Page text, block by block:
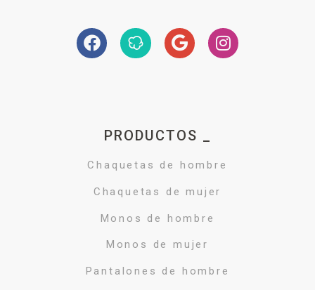
PRODUCTOS _
Chaquetas de hombre
Chaquetas de mujer
Monos de hombre
Monos de mujer
Pantalones de hombre